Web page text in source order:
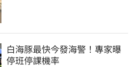
白海豚最快今發海警！專家曝
停班停課機率